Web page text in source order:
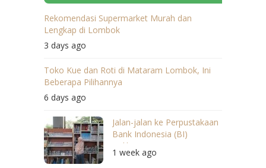
Rekomendasi Supermarket Murah dan
Lengkap di Lombok
3 days ago
Toko Kue dan Roti di Mataram Lombok, Ini
Beberapa Pilihannya
6 days ago
Jalan-jalan ke Perpustakaan
Bank Indonesia (BI)
Balikpapan
1 week ago